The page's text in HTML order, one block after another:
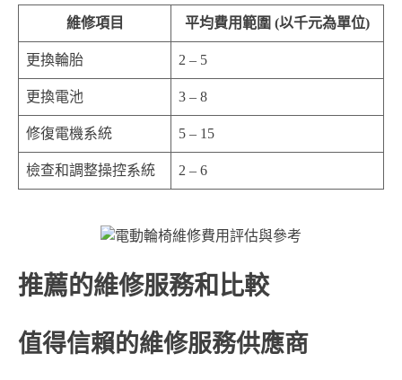
維修項目 平均費用範圍 (以千元為單位)
更換輪胎 2 – 5
更換電池 3 – 8
修復電機系統 5 – 15
檢查和調整操控系統 2 – 6
推薦的維修服務和比較
值得信賴的維修服務供應商